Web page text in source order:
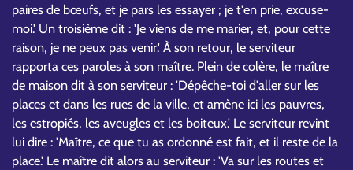
paires de bœufs, et je pars les essayer ; je t'en prie, excuse-
moi.' Un troisième dit : 'Je viens de me marier, et, pour cette
raison, je ne peux pas venir.' À son retour, le serviteur
rapporta ces paroles à son maître. Plein de colère, le maître
de maison dit à son serviteur : 'Dépêche-toi d'aller sur les
places et dans les rues de la ville, et amène ici les pauvres,
les estropiés, les aveugles et les boiteux.' Le serviteur revint
lui dire : 'Maître, ce que tu as ordonné est fait, et il reste de la
place.' Le maître dit alors au serviteur : 'Va sur les routes et